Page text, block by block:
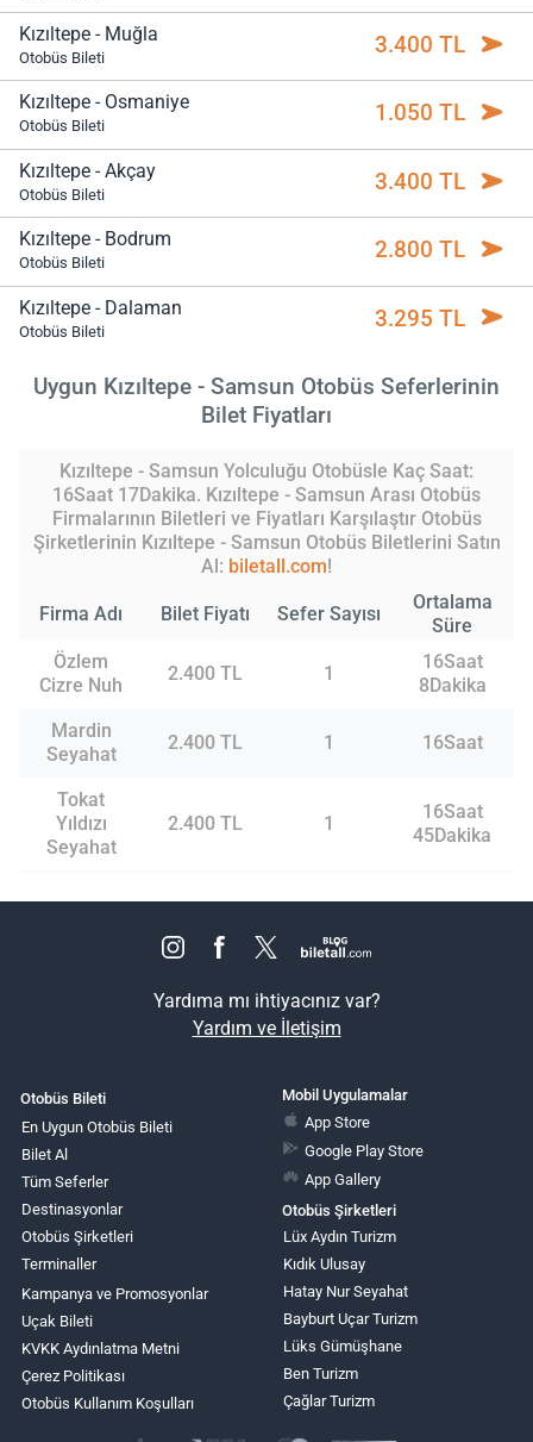
Kızıltepe - Muğla
Otobüs Bileti 3.400 TL
Kızıltepe - Osmaniye
Otobüs Bileti 1.050 TL
Kızıltepe - Akçay
Otobüs Bileti 3.400 TL
Kızıltepe - Bodrum
Otobüs Bileti 2.800 TL
Kızıltepe - Dalaman
Otobüs Bileti 3.295 TL
Uygun Kızıltepe - Samsun Otobüs Seferlerinin
Bilet Fiyatları
Kızıltepe - Samsun Yolculuğu Otobüsle Kaç Saat:
16Saat 17Dakika. Kızıltepe - Samsun Arası Otobüs
Firmalarının Biletleri ve Fiyatları Karşılaştır Otobüs
Şirketlerinin Kızıltepe - Samsun Otobüs Biletlerini Satın
Al: biletall.com!
Firma Adı Bilet Fiyatı Sefer Sayısı
Ortalama
Süre
Özlem
Cizre Nuh
2.400 TL 1
16Saat
8Dakika
Mardin
Seyahat
2.400 TL 1 16Saat
Tokat
Yıldızı
Seyahat
2.400 TL 1
16Saat
45Dakika
Yardıma mı ihtiyacınız var?
Yardım ve İletişim
Otobüs Bileti
En Uygun Otobüs Bileti
Bilet Al
Tüm Seferler
Destinasyonlar
Otobüs Şirketleri
Terminaller
Kampanya ve Promosyonlar
Uçak Bileti
KVKK Aydınlatma Metni
Çerez Politikası
Otobüs Kullanım Koşulları
Mobil Uygulamalar
App Store
Google Play Store
App Gallery
Otobüs Şirketleri
Lüx Aydın Turizm
Kıdık Ulusay
Hatay Nur Seyahat
Bayburt Uçar Turizm
Lüks Gümüşhane
Ben Turizm
Çağlar Turizm